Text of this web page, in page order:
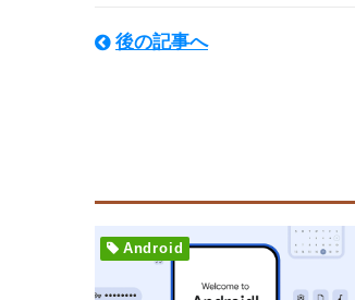
後の記事へ
Android